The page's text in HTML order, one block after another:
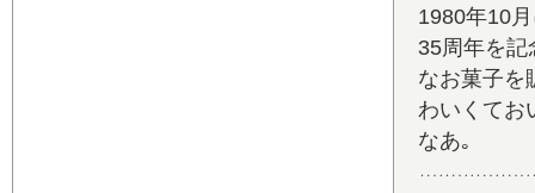
1980年10
35周年を記
なお菓子を
わいくてお
なあ｡